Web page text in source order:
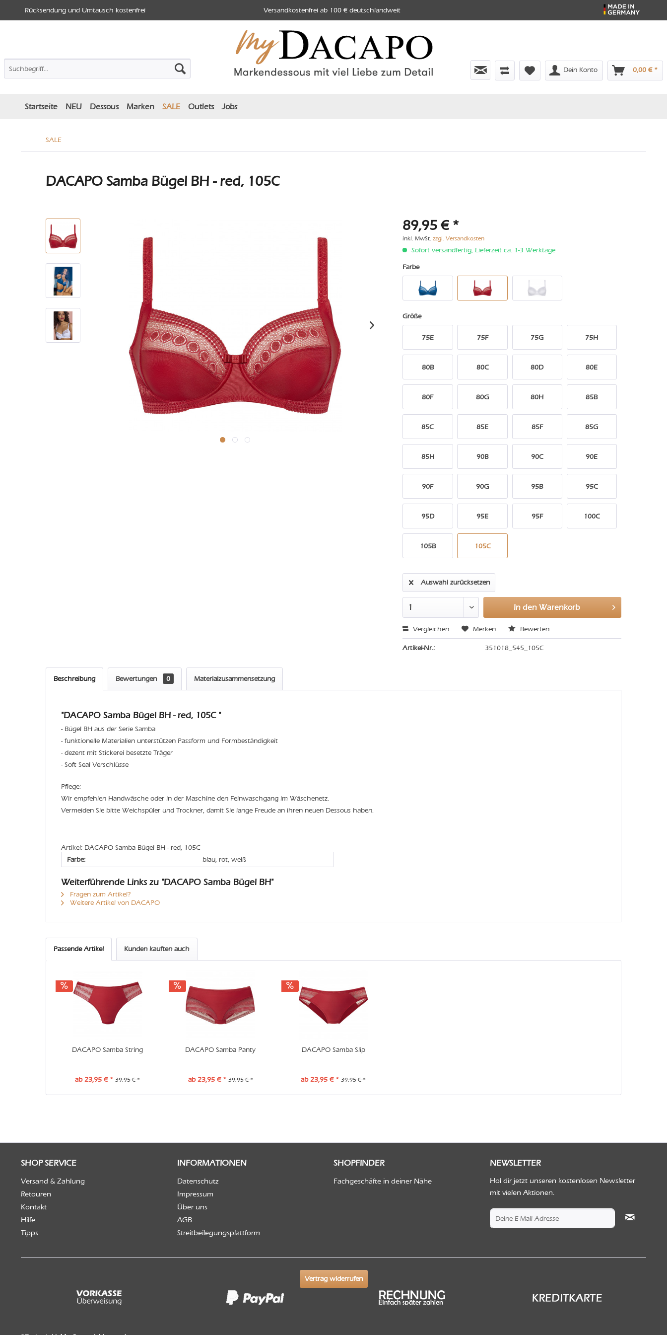
Rücksendung und Umtausch kostenfrei Versandkostenfrei ab 100 € deutschlandweit
Dein Konto 0,00 € *
Startseite NEU Dessous Marken SALE Outlets Jobs
SALE
DACAPO Samba Bügel BH - red, 105C
89,95 € *
inkl. MwSt.zzgl. Versandkosten
Sofort versandfertig, Lieferzeit ca. 1-3 Werktage
Farbe
Größe
75E 75F 75G 75H
80B 80C 80D 80E
80F 80G 80H 85B
85C 85E 85F 85G
85H 90B 90C 90E
90F 90G 95B 95C
95D 95E 95F 100C
105B 105C
Auswahl zurücksetzen
In den Warenkorb
Vergleichen Merken Bewerten
Artikel-Nr.: 351018_545_105C
Beschreibung Bewertungen 0 Materialzusammensetzung
"DACAPO Samba Bügel BH - red, 105C "
- Bügel BH aus der Serie Samba
- funktionelle Materialien unterstützen Passform und Formbeständigkeit
- dezent mit Stickerei besetzte Träger
- Soft Seal Verschlüsse
Pflege:
Wir empfehlen Handwäsche oder in der Maschine den Feinwaschgang im Wäschenetz.
Vermeiden Sie bitte Weichspüler und Trockner, damit Sie lange Freude an ihren neuen Dessous haben.
Artikel: DACAPO Samba Bügel BH - red, 105C
Farbe:
blau, rot, weiß
Weiterführende Links zu "DACAPO Samba Bügel BH"
Fragen zum Artikel?
Weitere Artikel von DACAPO
Passende Artikel Kunden kauften auch
DACAPO Samba String
ab 23,95 € * 39,95 € *
DACAPO Samba Panty
ab 23,95 € * 39,95 € *
DACAPO Samba Slip
ab 23,95 € * 39,95 € *
SHOP SERVICE
Versand & Zahlung
Retouren
Kontakt
Hilfe
Tipps
INFORMATIONEN
Datenschutz
Impressum
Über uns
AGB
Streitbeilegungsplattform
SHOPFINDER
Fachgeschäfte in deiner Nähe
NEWSLETTER
Hol dir jetzt unseren kostenlosen Newsletter
mit vielen Aktionen.
Vertrag widerrufen